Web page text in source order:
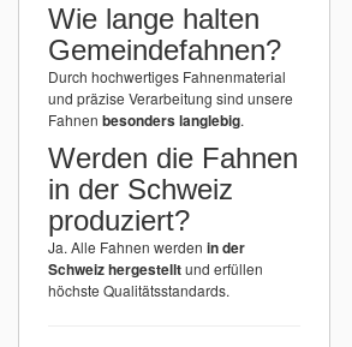
Wie lange halten
Gemeindefahnen?
Durch hochwertiges Fahnenmaterial
und präzise Verarbeitung sind unsere
Fahnen besonders langlebig.
Werden die Fahnen
in der Schweiz
produziert?
Ja. Alle Fahnen werden in der
Schweiz hergestelltund erfüllen
höchste Qualitätsstandards.